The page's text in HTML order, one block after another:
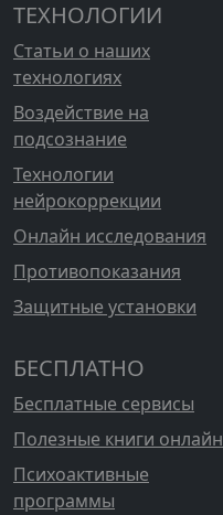
ТЕХНОЛОГИИ
Статьи о наших
технологиях
Воздействие на
подсознание
Технологии
нейрокоррекции
Онлайн исследования
Противопоказания
Защитные установки
БЕСПЛАТНО
Бесплатные сервисы
Полезные книги онлайн
Психоактивные
программы